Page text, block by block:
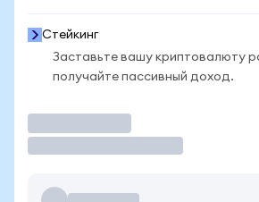
Стейкинг
Заставьте вашу криптовалюту
получайте пассивный доход.